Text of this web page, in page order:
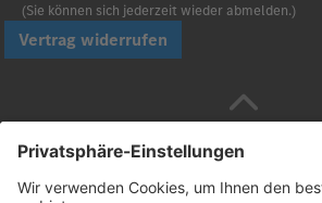
(Sie können sich jederzeit wieder abmelden.)
Vertrag widerrufen
Sicher bezahlen mit